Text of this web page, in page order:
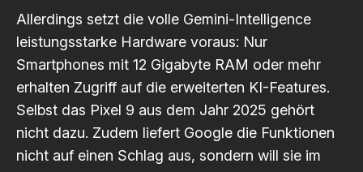
Allerdings setzt die volle Gemini-Intelligence
leistungsstarke Hardware voraus: Nur
Smartphones mit 12 Gigabyte RAM oder mehr
erhalten Zugriff auf die erweiterten KI-Features.
Selbst das Pixel 9 aus dem Jahr 2025 gehört
nicht dazu. Zudem liefert Google die Funktionen
nicht auf einen Schlag aus, sondern will sie im